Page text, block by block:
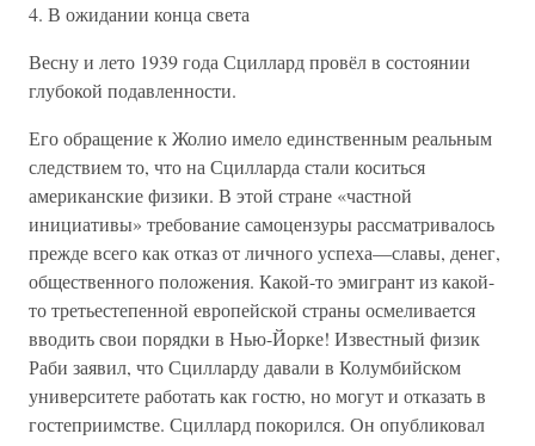
4. В ожидании конца света
Весну и лето 1939 года Сциллард провёл в состоянии
глубокой подавленности.
Его обращение к Жолио имело единственным реальным
следствием то, что на Сцилларда стали коситься
американские физики. В этой стране «частной
инициативы» требование самоцензуры рассматривалось
прежде всего как отказ от личного успеха—славы, денег,
общественного положения. Какой-то эмигрант из какой-
то третьестепенной европейской страны осмеливается
вводить свои порядки в Нью-Йорке! Известный физик
Раби заявил, что Сцилларду давали в Колумбийском
университете работать как гостю, но могут и отказать в
гостеприимстве. Сциллард покорился. Он опубликовал